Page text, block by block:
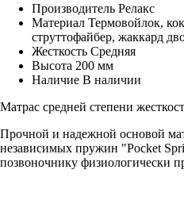
Производитель Релакс
Материал Термовойлок,
струттофайбер, жаккард
Жесткость Средняя
Высота 200 мм
Наличие В наличии
Матрас средней степени
Прочной и надежной основой
независимых пружин "Pocket
позвоночнику физиологически